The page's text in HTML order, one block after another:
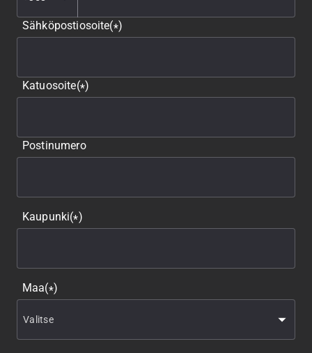
Sähköpostiosoite(*)
Katuosoite(*)
Postinumero
Kaupunki(*)
Maa(*)